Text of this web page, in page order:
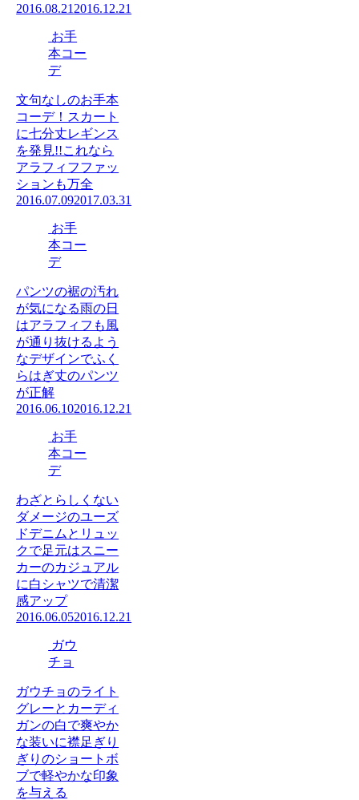
2016.08.21 2016.12.21
お手
本コー
デ
文句なしのお手本
コーデ！スカート
に七分丈レギンス
を発見!!これなら
アラフィフファッ
ションも万全
2016.07.092017.03.31
お手
本コー
デ
パンツの裾の汚れ
が気になる雨の日
はアラフィフも風
が通り抜けるよう
なデザインでふく
らはぎ丈のパンツ
が正解
2016.06.102016.12.21
お手
本コー
デ
わざとらしくない
ダメージのユーズ
ドデニムとリュッ
クで足元はスニー
カーのカジュアル
に白シャツで清潔
感アップ
2016.06.052016.12.21
ガウ
チョ
ガウチョのライト
グレーとカーディ
ガンの白で爽やか
な装いに襟足ぎり
ぎりのショートボ
ブで軽やかな印象
を与える